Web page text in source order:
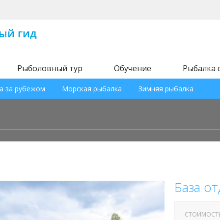
Рыболовный тур Обучение Рыбалка
за рубежом Морская рыбалка Зимняя рыбалка
База